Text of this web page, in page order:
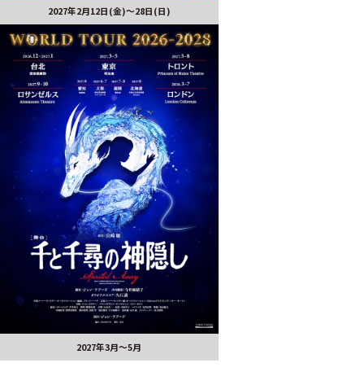
2027年2月12日(金)～28日(日)
2027年3月～5月